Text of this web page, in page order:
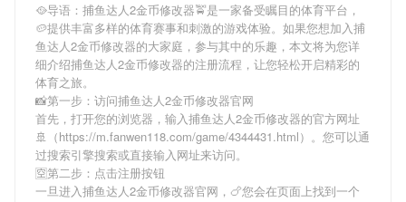
🥘导语： 捕鱼达人2金币修改器🚖是一家备受瞩目的体育平台，
🥔提供丰富多样的体育赛事和刺激的游戏体验。如果您想加入捕
鱼达人2金币修改器的大家庭，参与其中的乐趣，本文将为您详
细介绍捕鱼达人2金币修改器的注册流程，让您轻松开启精彩的
体育之旅。
📸第一步：访问捕鱼达人2金币修改器官网
首先，打开您的浏览器，输入捕鱼达人2金币修改器的官方网址
🚢（https://m.fanwen118.com/game/4344431.html）。您可以通
过搜索引擎搜索或直接输入网址来访问。
🈳第二步：点击注册按钮
一旦进入捕鱼达人2金币修改器官网，🍗您会在页面上找到一个